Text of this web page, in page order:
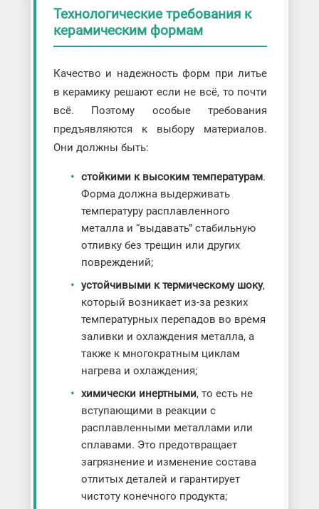
Технологические требования к
керамическим формам
Качество и надежность форм при литье
в керамику решают если не всё, то почти
всё. Поэтому особые требования
предъявляются к выбору материалов.
Они должны быть:
стойкими к высоким температурам.
Форма должна выдерживать
температуру расплавленного
металла и “выдавать” стабильную
отливку без трещин или других
повреждений;
устойчивыми к термическому шоку,
который возникает из-за резких
температурных перепадов во время
заливки и охлаждения металла, а
также к многократным циклам
нагрева и охлаждения;
химически инертными, то есть не
вступающими в реакции с
расплавленными металлами или
сплавами. Это предотвращает
загрязнение и изменение состава
отлитых деталей и гарантирует
чистоту конечного продукта;